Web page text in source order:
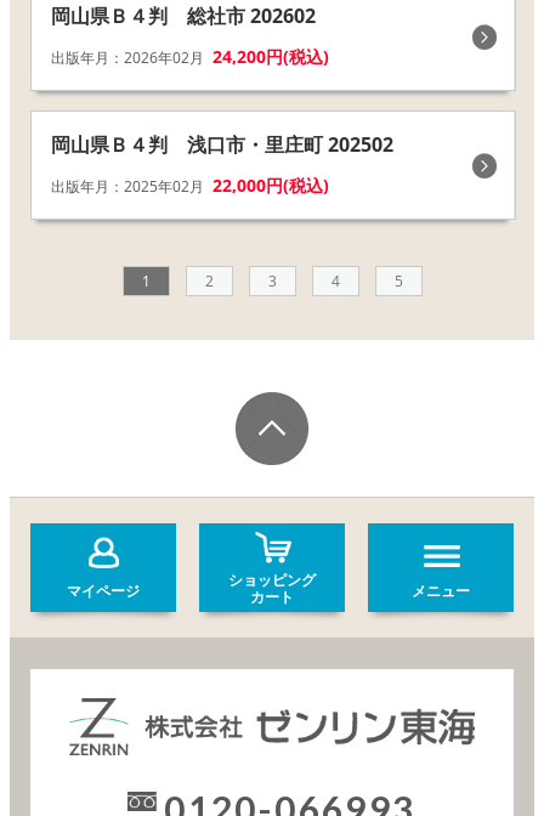
岡山県Ｂ４判 総社市 202602
出版年月：2026年02月 24,200円(税込)
岡山県Ｂ４判 浅口市・里庄町 202502
出版年月：2025年02月 22,000円(税込)
1 2 3 4 5
マイページ
ショッピング
カート
メニュー